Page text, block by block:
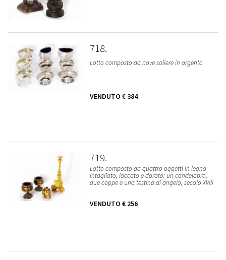
718
Lotto composto da nove saliere in argento
VENDUTO € 384
719
Lotto composto da quattro oggetti in legno
intagliato, laccato e dorato: un candelabro,
due coppe e una testina di angelo, secolo XVIII
VENDUTO € 256